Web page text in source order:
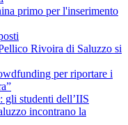
primo per l'inserimento
Rivoira di Saluzzo si
per riportare i
gli studenti dell’IIS
incontrano la